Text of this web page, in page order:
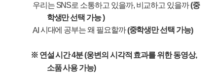
우리는 SNS로 소통하고 있을까, 비교하고 있을까(중
학생만 선택 가능)
AI 시대에 공부는 왜 필요할까(중학생만 선택 가능)
※ 연설 시간4분(웅변의 시각적 효과를 위한 동영상,
소품 사용 가능)